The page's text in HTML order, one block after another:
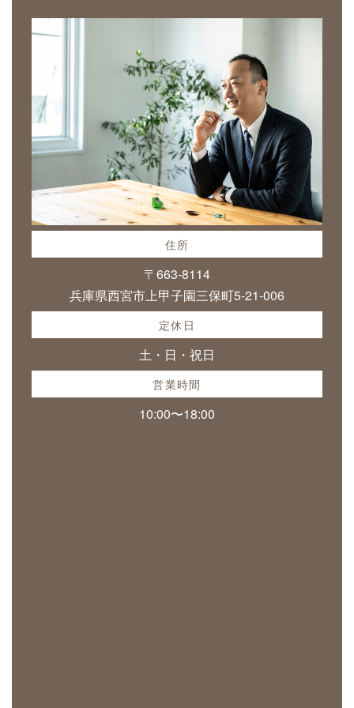
住所
〒663-8114
兵庫県西宮市上甲子園三保町5-21-006
定休日
土・日・祝日
営業時間
10:00〜18:00